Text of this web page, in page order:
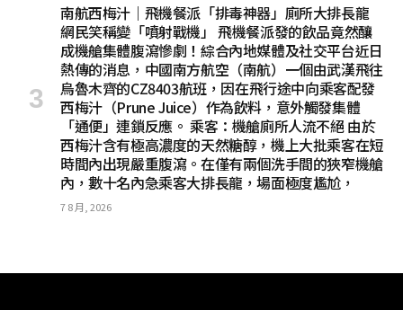
南航西梅汁｜飛機餐派「排毒神器」廁所大排長龍
網民笑稱變「噴射戰機」 飛機餐派發的飲品竟然釀
成機艙集體腹瀉慘劇！綜合內地媒體及社交平台近日
熱傳的消息，中國南方航空（南航）一個由武漢飛往
烏魯木齊的CZ8403航班，因在飛行途中向乘客配發
西梅汁（Prune Juice）作為飲料，意外觸發集體
「通便」連鎖反應。 乘客：機艙廁所人流不絕 由於
西梅汁含有極高濃度的天然糖醇，機上大批乘客在短
時間內出現嚴重腹瀉。在僅有兩個洗手間的狹窄機艙
內，數十名內急乘客大排長龍，場面極度尷尬，
7 8 月, 2026